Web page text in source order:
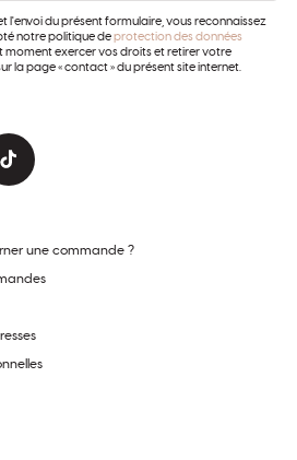
l'envoi du présent formulaire, vous reconnaissez
notre politique deprotection des données
moment exercer vos droits et retirer votre
la page « contact » du présent site internet.
une commande ?